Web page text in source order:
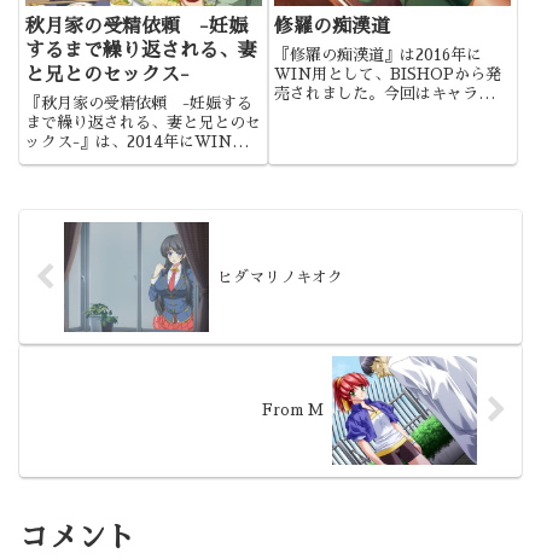
秋月家の受精依頼 -妊娠
するまで繰り返される、妻
と兄とのセックス-
『秋月家の受精依頼 -妊娠する
まで繰り返される、妻と兄とのセ
ックス-』は、2014年にWIN用
として、Past Gadgetから発売
る、久しぶりのADVになりま
修羅の痴漢道
『修羅の痴漢道』は2016年に
WIN用として、BISHOPから発
売されました。今回はキャラデザ
ヒダマリノキオク
From M
コメント